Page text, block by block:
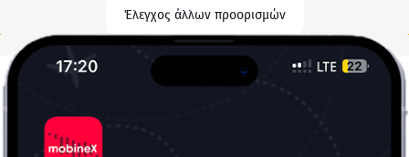
Έλεγχος άλλων προορισμών